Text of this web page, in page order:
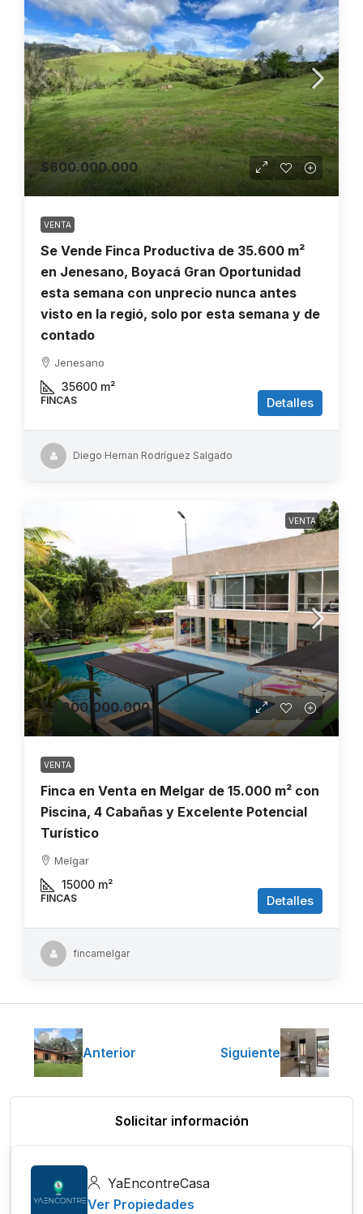
$600.000.000
VENTA
Se Vende Finca Productiva de 35.600 m²
en Jenesano, Boyacá Gran Oportunidad
esta semana con unprecio nunca antes
visto en la regió, solo por esta semana y de
contado
Jenesano
35600 m²
FINCAS Detalles
Diego Hernan Rodríguez Salgado
VENTA
$3.800.000.000
VENTA
Finca en Venta en Melgar de 15.000 m² con
Piscina, 4 Cabañas y Excelente Potencial
Turístico
Melgar
15000 m²
FINCAS Detalles
fincamelgar
Anterior Siguiente
Solicitar información
YaEncontreCasa
Ver Propiedades